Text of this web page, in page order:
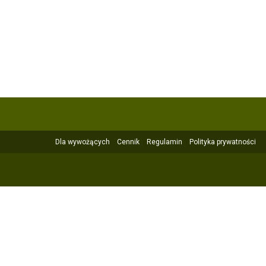
Dla wywożących Cennik Regulamin Polityka prywatności